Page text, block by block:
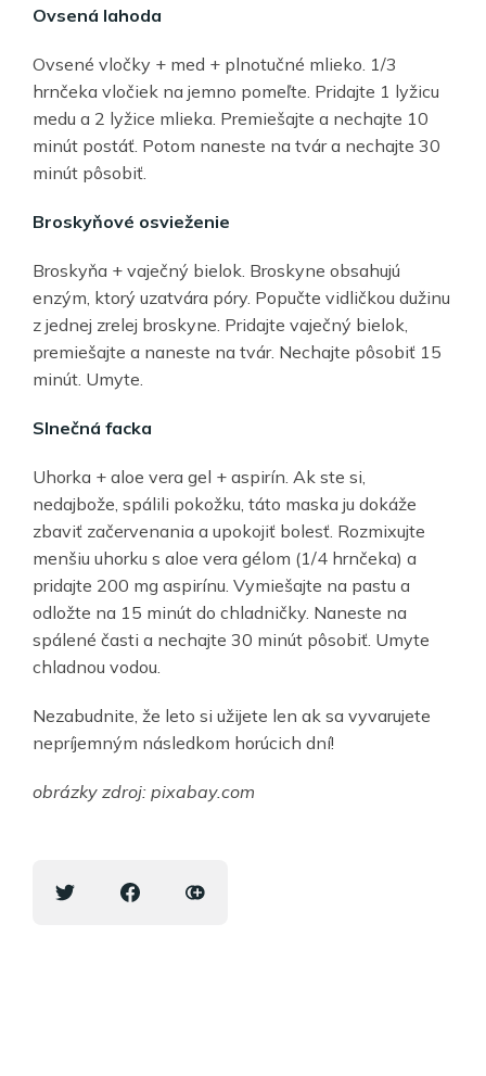
Ovsená lahoda
Ovsené vločky + med + plnotučné mlieko. 1/3
hrnčeka vločiek na jemno pomeľte. Pridajte 1 lyžicu
medu a 2 lyžice mlieka. Premiešajte a nechajte 10
minút postáť. Potom naneste na tvár a nechajte 30
minút pôsobiť.
Broskyňové osvieženie
Broskyňa + vaječný bielok. Broskyne obsahujú
enzým, ktorý uzatvára póry. Popučte vidličkou dužinu
z jednej zrelej broskyne. Pridajte vaječný bielok,
premiešajte a naneste na tvár. Nechajte pôsobiť 15
minút. Umyte.
Slnečná facka
Uhorka + aloe vera gel + aspirín. Ak ste si,
nedajbože, spálili pokožku, táto maska ju dokáže
zbaviť začervenania a upokojiť bolesť. Rozmixujte
menšiu uhorku s aloe vera gélom (1/4 hrnčeka) a
pridajte 200 mg aspirínu. Vymiešajte na pastu a
odložte na 15 minút do chladničky. Naneste na
spálené časti a nechajte 30 minút pôsobiť. Umyte
chladnou vodou.
Nezabudnite, že leto si užijete len ak sa vyvarujete
nepríjemným následkom horúcich dní!
obrázky zdroj: pixabay.com